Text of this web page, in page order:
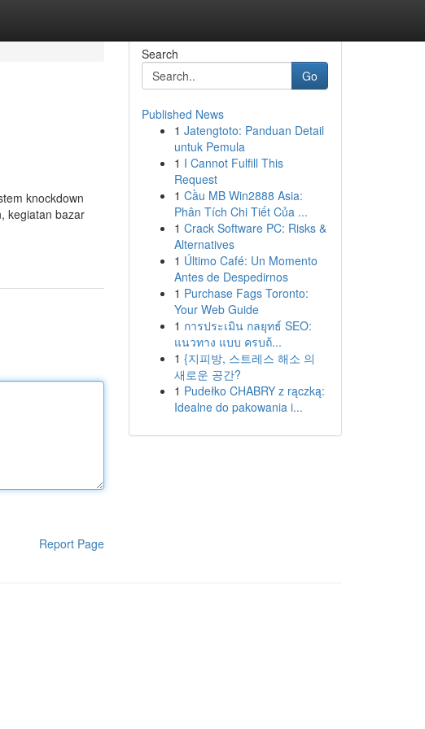
knockdown
kegiatan bazar
Report Page
Search
Go
Published News
1 Jatengtoto: Panduan Detail
untuk Pemula
1 I Cannot Fulfill This
Request
1 Cầu MB Win2888 Asia:
Phân Tích Chi Tiết Của ...
1 Crack Software PC: Risks &
Alternatives
1 Último Café: Un Momento
Antes de Despedirnos
1 Purchase Fags Toronto:
Your Web Guide
1 การประเมิน กลยุทธ์ SEO:
แนวทาง แบบ ครบถ้...
1 {지피방, 스트레스 해소 의
새로운 공간?
1 Pudełko CHABRY z rączką:
Idealne do pakowania i...